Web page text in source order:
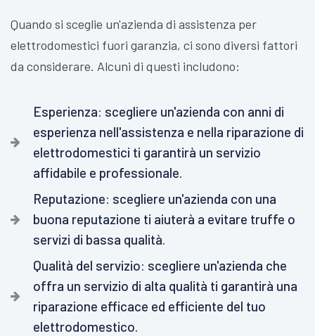
Quando si sceglie un'azienda di assistenza per
elettrodomestici fuori garanzia, ci sono diversi fattori
da considerare. Alcuni di questi includono:
Esperienza: scegliere un'azienda con anni di
esperienza nell'assistenza e nella riparazione di
elettrodomestici ti garantirà un servizio
affidabile e professionale.
Reputazione: scegliere un'azienda con una
buona reputazione ti aiuterà a evitare truffe o
servizi di bassa qualità.
Qualità del servizio: scegliere un'azienda che
offra un servizio di alta qualità ti garantirà una
riparazione efficace ed efficiente del tuo
elettrodomestico.